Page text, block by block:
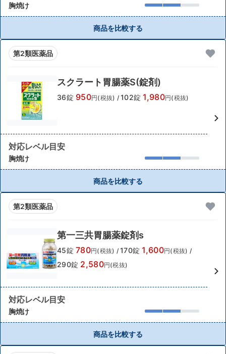
胸焼け
商品を比較する
第2類医薬品
スクラート胃腸薬S(錠剤)
36錠 950円(税抜) / 102錠 1,980円(税抜)
対応レベル目安
胸焼け
商品を比較する
第2類医薬品
第一三共胃腸薬錠剤s
45錠 780円(税抜) / 170錠 1,600円(税抜) /
290錠 2,580円(税抜)
対応レベル目安
胸焼け
商品を比較する